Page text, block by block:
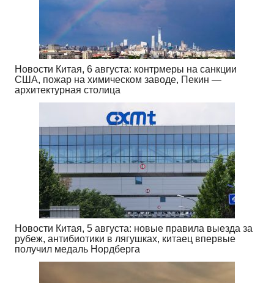
Новости Китая, 6 августа: контрмеры на санкции
США, пожар на химическом заводе, Пекин —
архитектурная столица
Новости Китая, 5 августа: новые правила выезда за
рубеж, антибиотики в лягушках, китаец впервые
получил медаль Нордберга